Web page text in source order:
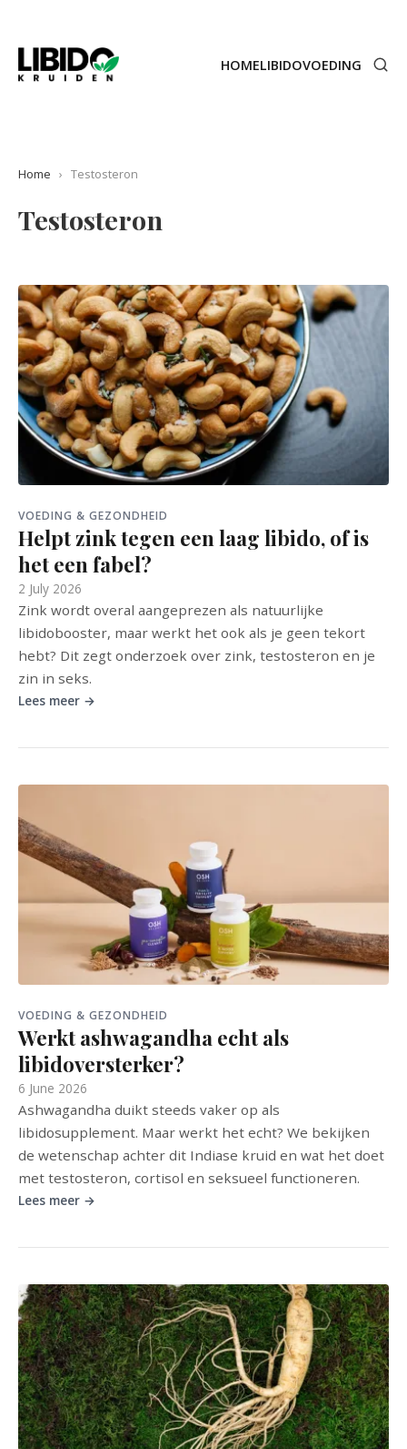
HOMELIBIDOVOEDING
Home › Testosteron
Testosteron
VOEDING & GEZONDHEID
Helpt zink tegen een laag libido, of is
het een fabel?
2 July 2026
Zink wordt overal aangeprezen als natuurlijke
libidobooster, maar werkt het ook als je geen tekort
hebt? Dit zegt onderzoek over zink, testosteron en je
zin in seks.
Lees meer →
VOEDING & GEZONDHEID
Werkt ashwagandha echt als
libidoversterker?
6 June 2026
Ashwagandha duikt steeds vaker op als
libidosupplement. Maar werkt het echt? We bekijken
de wetenschap achter dit Indiase kruid en wat het doet
met testosteron, cortisol en seksueel functioneren.
Lees meer →